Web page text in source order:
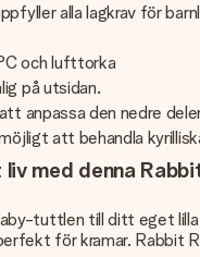
alla lagkrav för
och lufttorka
på utsidan.
anpassa den nedre
att behandla
med denna
tuttlen till ditt eget lilla
för kramar.